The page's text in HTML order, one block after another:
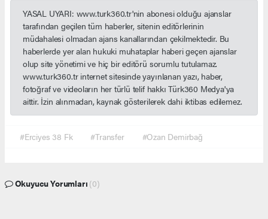
YASAL UYARI: www.turk360.tr'nin abonesi olduğu ajanslar
tarafından geçilen tüm haberler, sitenin editörlerinin
müdahalesi olmadan ajans kanallarından çekilmektedir. Bu
haberlerde yer alan hukuki muhataplar haberi geçen ajanslar
olup site yönetimi ve hiç bir editörü sorumlu tutulamaz.
www.turk360.tr internet sitesinde yayınlanan yazı, haber,
fotoğraf ve videoların her türlü telif hakkı Türk360 Medya'ya
aittir. İzin alınmadan, kaynak gösterilerek dahi iktibas edilemez.
#Erciyes 38 Fk #Transfer #Ozan Demirbağ
Okuyucu Yorumları (0)